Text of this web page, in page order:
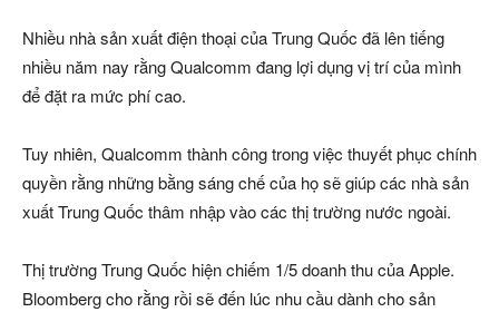
Nhiều nhà sản xuất điện thoại của Trung Quốc đã lên tiếng
nhiều năm nay rằng Qualcomm đang lợi dụng vị trí của mình
để đặt ra mức phí cao.
Tuy nhiên, Qualcomm thành công trong việc thuyết phục chính
quyền rằng những bằng sáng chế của họ sẽ giúp các nhà sản
xuất Trung Quốc thâm nhập vào các thị trường nước ngoài.
Thị trường Trung Quốc hiện chiếm 1/5 doanh thu của Apple.
Bloomberg cho rằng rồi sẽ đến lúc nhu cầu dành cho sản